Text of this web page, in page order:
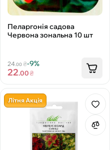
Пеларгонія садова
Червона зональна 10 шт
24.00₴-9%
22.00₴
Літня Акція